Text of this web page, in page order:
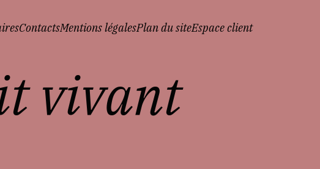
ContactsMentions légalesPlan du siteEspace client
vivant